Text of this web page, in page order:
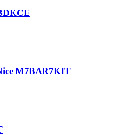
M7BAR7KIT